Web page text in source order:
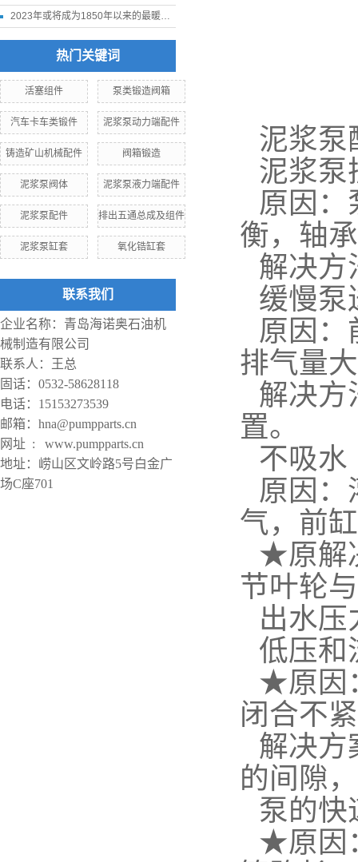
2023年或将成为1850年以来的最暖年份
热门关键词
活塞组件 泵类锻造阀箱
汽车卡车类锻件 泥浆泵动力端配件
铸造矿山机械配件 阀箱锻造
泥浆泵阀体 泥浆泵液力端配件
泥浆泵配件 排出五通总成及组件
泥浆泵缸套 氧化锆缸套
联系我们
企业名称：青岛海诺奥石油机
械制造有限公司
联系人：王总
固话：0532-58628118
电话：15153273539
邮箱：hna@pumpparts.cn
网址 : www.pumpparts.cn
地址：崂山区文岭路5号白金广
场C座701
泥浆泵
泥浆泵
原因：
衡，轴
解决方
缓慢泵
原因：
排气量
解决方
置。
不吸水
原因：
气，前
★原解
节叶轮
出水压
低压和
★原因
闭合不
解决方
的间隙
泵的快
★原因